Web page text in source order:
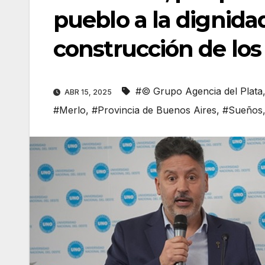
pueblo a la
construcción de
ABR 15, 2025 #© Grupo Agencia del Plata,
#Merlo, #Provincia de Buenos Aires, #Sueños,